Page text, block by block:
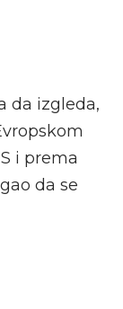
da izgleda,
i prema
da se